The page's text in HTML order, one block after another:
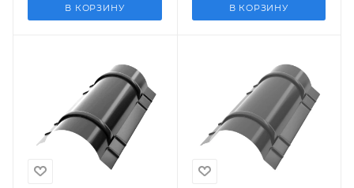
В КОРЗИНУ В КОРЗИНУ